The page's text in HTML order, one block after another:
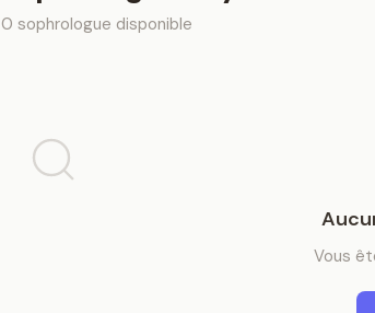
0 sophrologue disponible
Vous